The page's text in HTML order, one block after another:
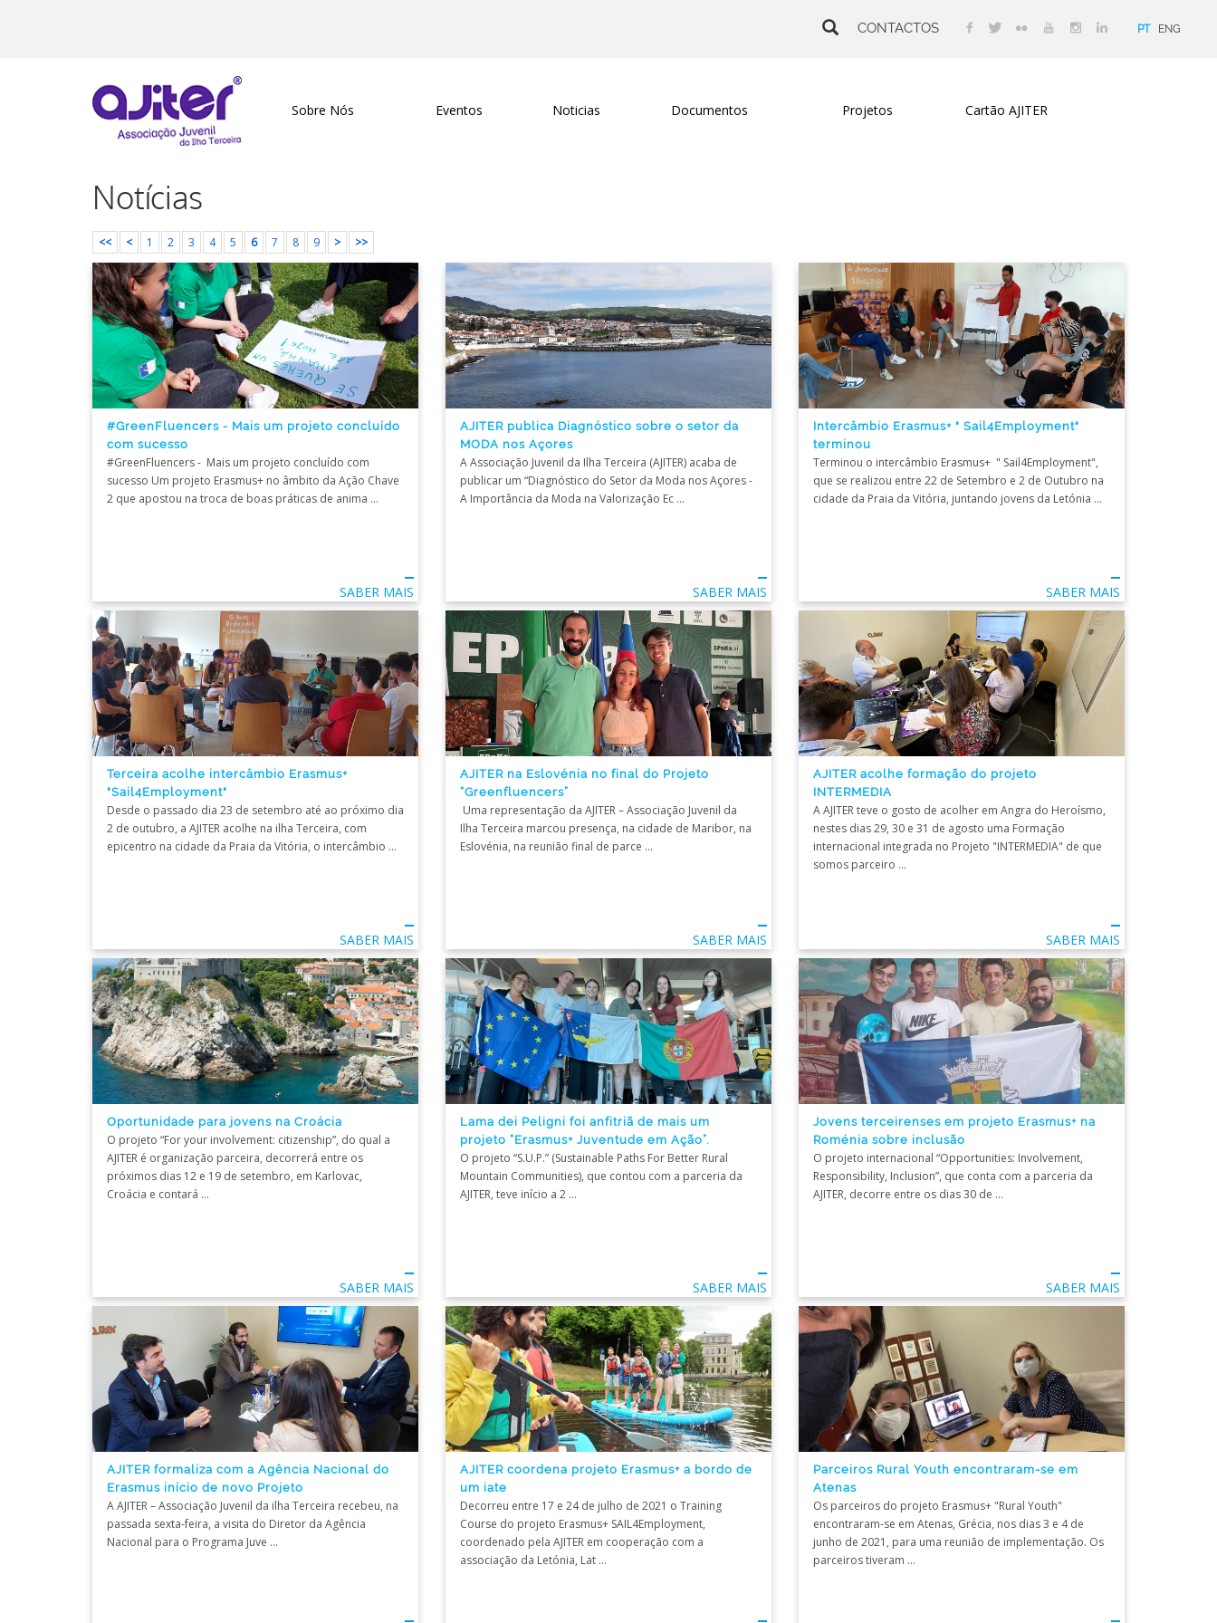
CONTACTOS PT ENG
Sobre Nós Eventos Noticias Documentos Projetos Cartão AJITER
Notícias
<< < 1 2 3 4 5 6 7 8 9 > >>
#GreenFluencers - Mais um projeto concluído
com sucesso
#GreenFluencers - Mais um projeto concluído com
sucesso Um projeto Erasmus+ no âmbito da Ação Chave
2 que apostou na troca de boas práticas de anima ...
SABER MAIS
AJITER publica Diagnóstico sobre o setor da
MODA nos Açores
A Associação Juvenil da Ilha Terceira (AJITER) acaba de
publicar um “Diagnóstico do Setor da Moda nos Açores -
A Importância da Moda na Valorização Ec ...
SABER MAIS
Intercâmbio Erasmus+ " Sail4Employment"
terminou
Terminou o intercâmbio Erasmus+ " Sail4Employment",
que se realizou entre 22 de Setembro e 2 de Outubro na
cidade da Praia da Vitória, juntando jovens da Letónia ...
SABER MAIS
Terceira acolhe intercâmbio Erasmus+
"Sail4Employment"
Desde o passado dia 23 de setembro até ao próximo dia
2 de outubro, a AJITER acolhe na ilha Terceira, com
epicentro na cidade da Praia da Vitória, o intercâmbio ...
SABER MAIS
AJITER na Eslovénia no final do Projeto
“Greenfluencers”
Uma representação da AJITER – Associação Juvenil da
Ilha Terceira marcou presença, na cidade de Maribor, na
Eslovénia, na reunião final de parce ...
SABER MAIS
AJITER acolhe formação do projeto
INTERMEDIA
A AJITER teve o gosto de acolher em Angra do Heroísmo,
nestes dias 29, 30 e 31 de agosto uma Formação
internacional integrada no Projeto "INTERMEDIA" de que
somos parceiro ...
SABER MAIS
Oportunidade para jovens na Croácia
O projeto “For your involvement: citizenship”, do qual a
AJITER é organização parceira, decorrerá entre os
próximos dias 12 e 19 de setembro, em Karlovac,
Croácia e contará ...
SABER MAIS
Lama dei Peligni foi anfitriã de mais um
projeto “Erasmus+ Juventude em Ação”.
O projeto “S.U.P.” (Sustainable Paths For Better Rural
Mountain Communities), que contou com a parceria da
AJITER, teve início a 2 ...
SABER MAIS
Jovens terceirenses em projeto Erasmus+ na
Roménia sobre inclusão
O projeto internacional “Opportunities: Involvement,
Responsibility, Inclusion”, que conta com a parceria da
AJITER, decorre entre os dias 30 de ...
SABER MAIS
AJITER formaliza com a Agência Nacional do
Erasmus início de novo Projeto
A AJITER – Associação Juvenil da ilha Terceira recebeu, na
passada sexta-feira, a visita do Diretor da Agência
Nacional para o Programa Juve ...
AJITER coordena projeto Erasmus+ a bordo de
um iate
Decorreu entre 17 e 24 de julho de 2021 o Training
Course do projeto Erasmus+ SAIL4Employment,
coordenado pela AJITER em cooperação com a
associação da Letónia, Lat ...
Parceiros Rural Youth encontraram-se em
Atenas
Os parceiros do projeto Erasmus+ "Rural Youth"
encontraram-se em Atenas, Grécia, nos dias 3 e 4 de
junho de 2021, para uma reunião de implementação. Os
parceiros tiveram ...